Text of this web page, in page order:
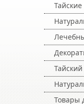
Товары